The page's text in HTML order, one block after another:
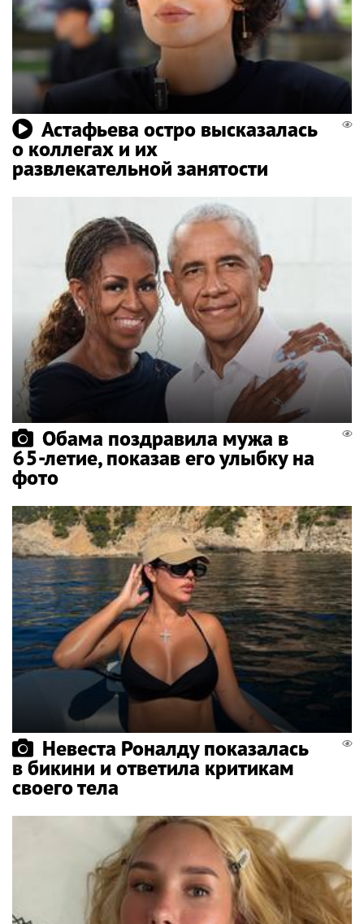
Астафьева остро высказалась
о коллегах и их
развлекательной занятости
Обама поздравила мужа в
65-летие, показав его улыбку на
фото
Невеста Роналду показалась
в бикини и ответила критикам
своего тела